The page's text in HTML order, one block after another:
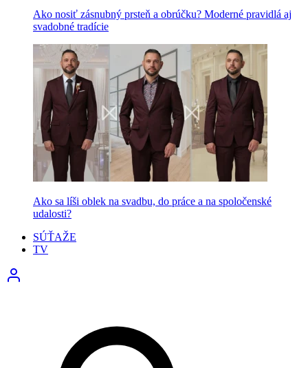
Ako nosiť zásnubný prsteň a obrúčku? Moderné pravidlá aj
svadobné tradície
Ako sa líši oblek na svadbu, do práce a na spoločenské
udalosti?
SÚŤAŽE
TV